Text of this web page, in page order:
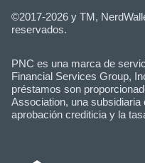
©2017-2026 y TM,
reservados.
PNC es una marca de
Financial Services Group,
préstamos son
Association, una
aprobación crediticia y la